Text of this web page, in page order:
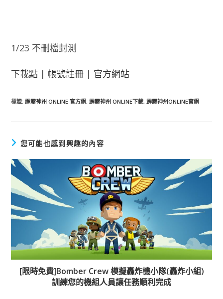
1/23 不刪檔封測
下載點 | 帳號註冊 | 官方網站
標籤:霹靂神州 ONLINE 官方網, 霹靂神州 ONLINE下載, 霹靂神州ONLINE官網
您可能也感到興趣的內容
[限時免費]Bomber Crew 模擬轟炸機小隊(轟炸小組)
訓練您的機組人員讓任務順利完成